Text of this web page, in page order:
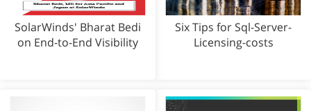
Six Tips for Sql-Server-
Licensing-costs
SolarWinds' Bharat Bedi
on End-to-End Visibility